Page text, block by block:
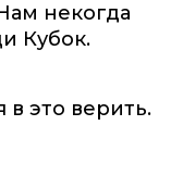
некогда
Кубок.
это верить.